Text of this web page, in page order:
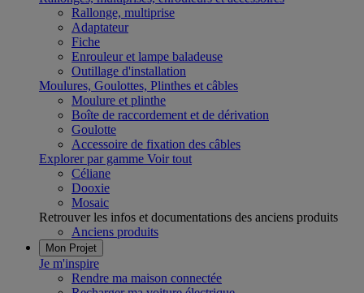
Rallonge, multiprise
Adaptateur
Fiche
Enrouleur et lampe baladeuse
Outillage d'installation
Moulures, Goulottes, Plinthes et câbles
Moulure et plinthe
Boîte de raccordement et de dérivation
Goulotte
Accessoire de fixation des câbles
Explorer par gamme Voir tout
Céliane
Dooxie
Mosaic
Retrouver les infos et documentations des anciens produits
Anciens produits
Mon Projet
Je m'inspire
Rendre ma maison connectée